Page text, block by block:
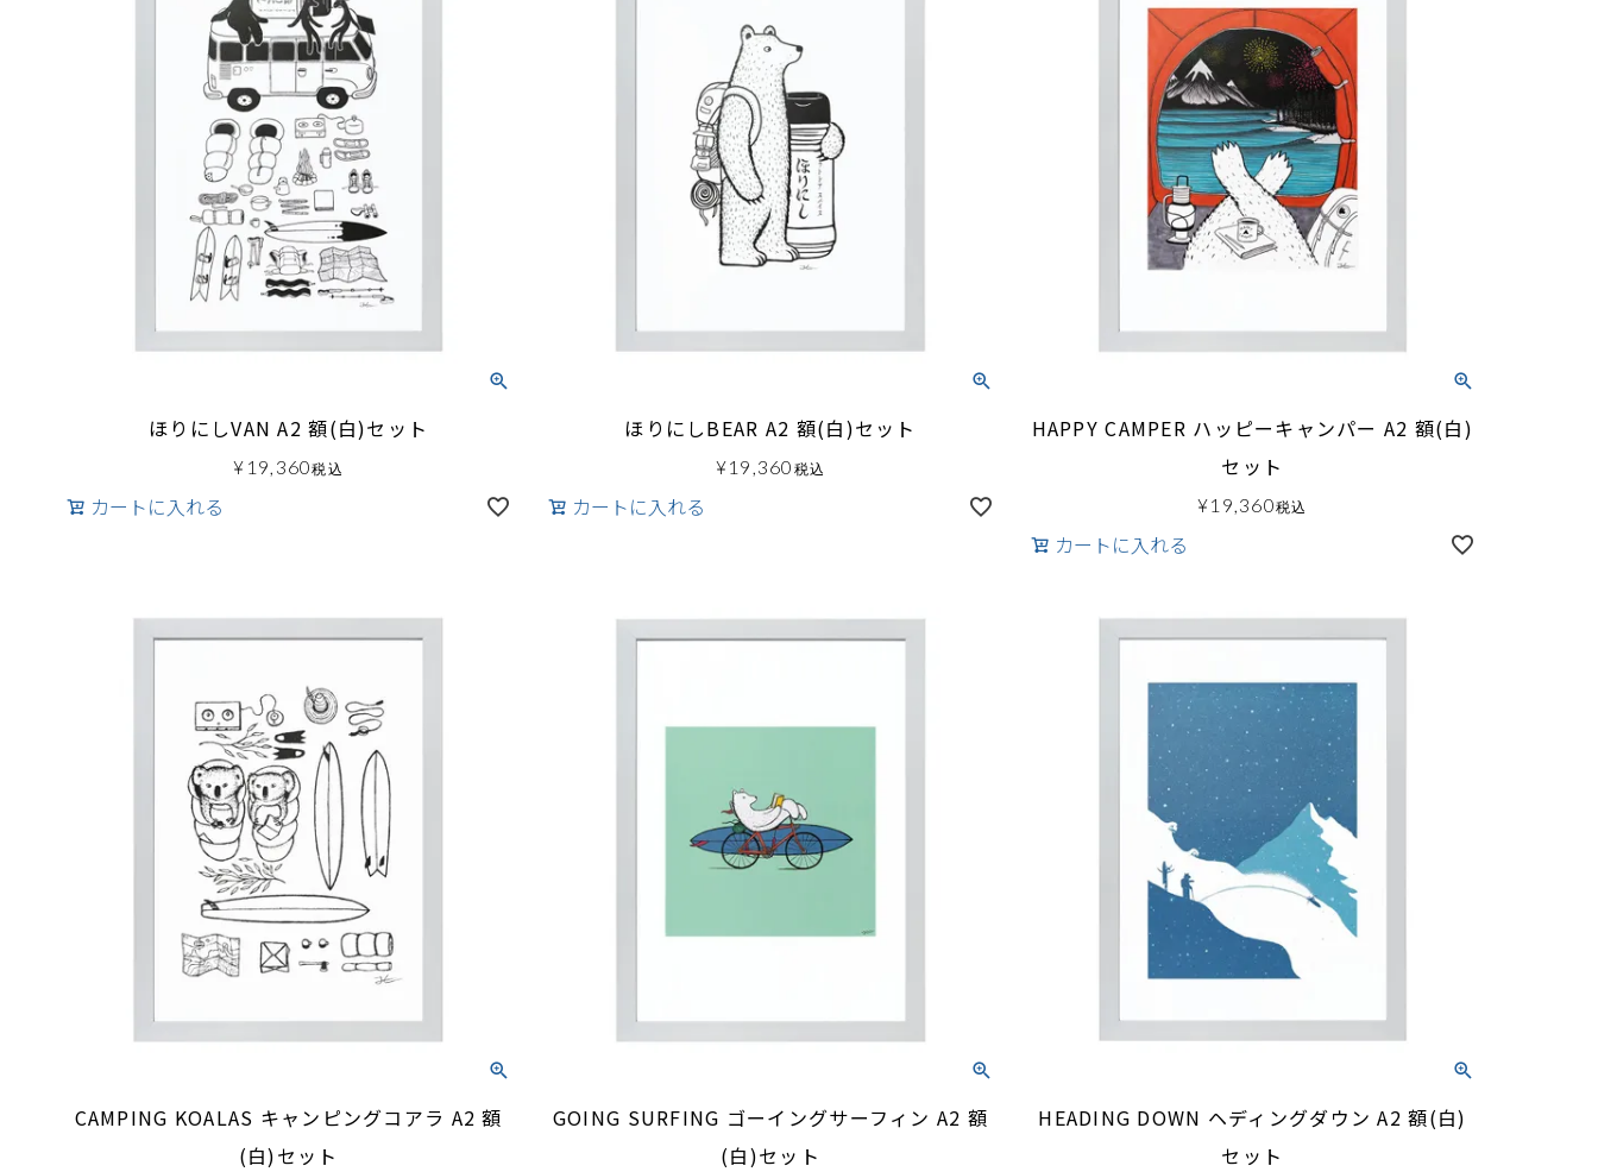
ほりにしVAN A2 額(白)セット
¥ 19,360税込
カートに入れる
ほりにしBEAR A2 額(白)セット
¥19,360 税込
カートに入れる
HAPPY CAMPER ハッピーキャンパー A2 額(白)
セット
¥19,360税込
カートに入れる
CAMPING KOALAS キャンピングコアラ A2 額
(白)セット
GOING SURFING ゴーイングサーフィン A2 額
(白)セット
HEADING DOWN ヘディングダウン A2 額(白)
セット